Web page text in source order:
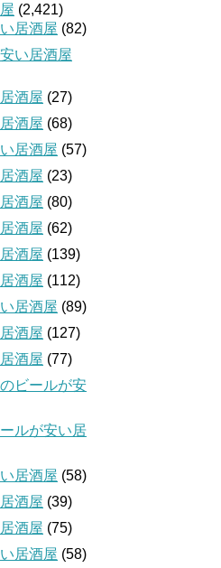
(2,421)
居酒屋 (82)
い居酒屋
酒屋 (27)
酒屋 (68)
居酒屋 (57)
酒屋 (23)
酒屋 (80)
酒屋 (62)
酒屋 (139)
酒屋 (112)
居酒屋 (89)
酒屋 (127)
酒屋 (77)
ビールが安
ルが安い居
居酒屋 (58)
酒屋 (39)
酒屋 (75)
居酒屋 (58)